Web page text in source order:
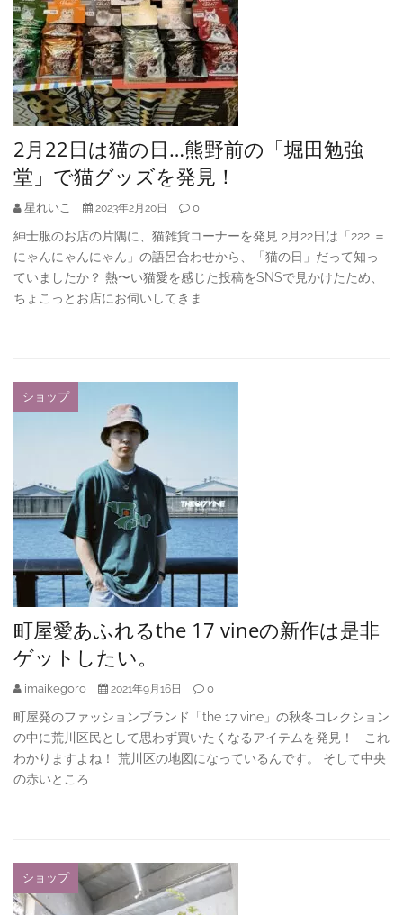
2月22日は猫の日…熊野前の「堀田勉強
堂」で猫グッズを発見！
星れいこ 2023年2月20日 0
紳士服のお店の片隅に、猫雑貨コーナーを発見 2月22日は「222 ＝
にゃんにゃんにゃん」の語呂合わせから、「猫の日」だって知っ
ていましたか？ 熱〜い猫愛を感じた投稿をSNSで見かけたため、
ちょこっとお店にお伺いしてきま
ショップ
町屋愛あふれるthe 17 vineの新作は是非
ゲットしたい。
imaikegoro 2021年9月16日 0
町屋発のファッションブランド「the 17 vine」の秋冬コレクション
の中に荒川区民として思わず買いたくなるアイテムを発見！ これ
わかりますよね！ 荒川区の地図になっているんです。 そして中央
の赤いところ
ショップ